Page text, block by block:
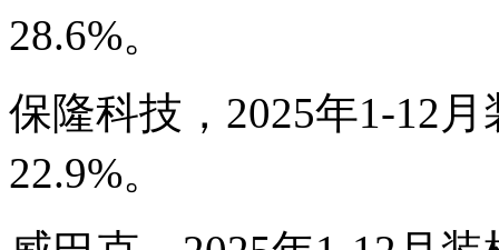
28.6%。
保隆科技，2025年1-12
22.9%。